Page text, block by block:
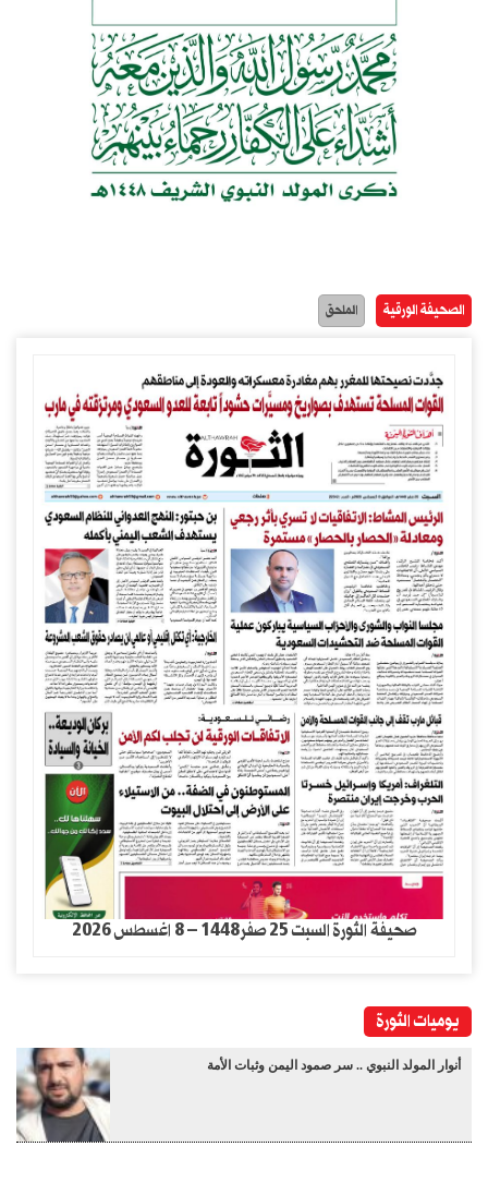
الصحيفة الورقية الملحق
صحيفة الثورة السبت 25 صفر1448 – 8 اغسطس 2026
يوميات الثورة
أنوار المولد النبوي .. سر صمود اليمن وثبات الأمة